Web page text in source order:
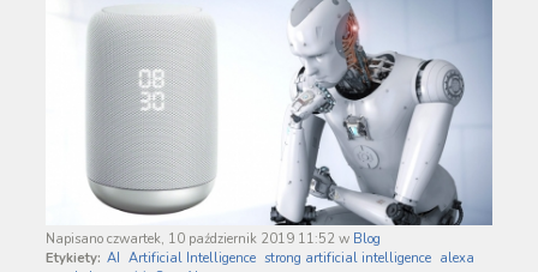
Napisano czwartek, 10 październik 2019 11:52 w Blog
Etykiety: AI Artificial Intelligence strong artificial intelligence alexa